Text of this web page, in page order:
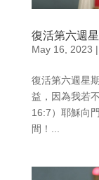
復活第六週
May 16, 2023 |
復活第六週星
益，因為我若
16:7）耶穌向
間！...